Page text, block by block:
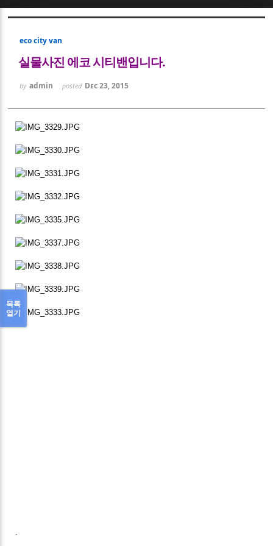
eco city van
실물사진 에코 시티밴입니다.
by admin posted Dec 23, 2015
목록
열기
Sketchbook5, 스케치북5
Sketchbook5, 스케치북5